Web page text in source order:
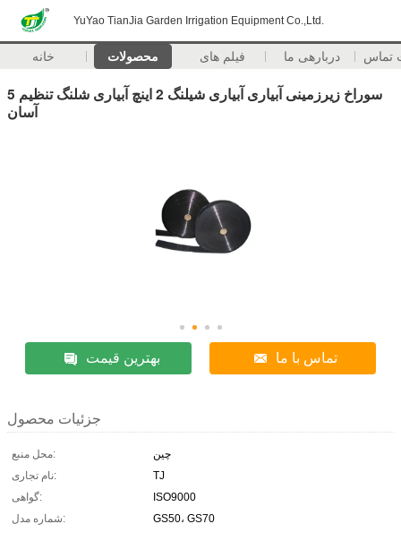
YuYao TianJia Garden Irrigation Equipment Co.,Ltd.
خانه محصولات فیلم های دربارهی ما تماس
5 سوراخ زیرزمینی آبیاری آبیاری شیلنگ 2 اینچ آبیاری شلنگ تنظیم
آسان
بهترین قیمت تماس با ما
جزئیات محصول
محل منبع:
چين
نام تجاری:
TJ
گواهی:
ISO9000
شماره مدل:
GS50، GS70